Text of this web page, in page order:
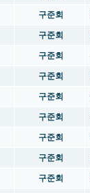
구준회
구준회
구준회
구준회
구준회
구준회
구준회
구준회
구준회